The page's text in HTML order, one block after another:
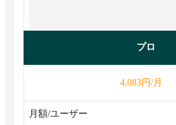
プロ
4,083円/月
月額/ユーザー